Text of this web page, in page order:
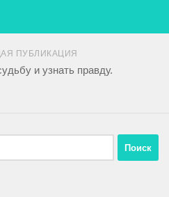
ПУБЛИКАЦИЯ
и узнать правду.